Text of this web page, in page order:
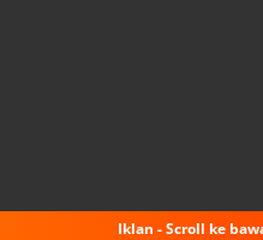
Iklan - Scroll ke